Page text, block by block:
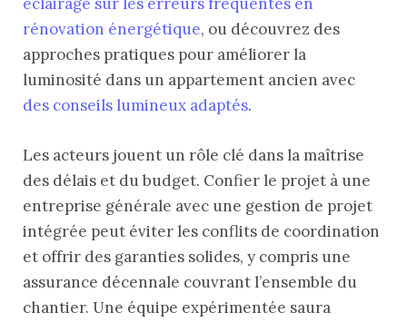
rénovation énergétique, ou découvrez des
approches pratiques pour améliorer la
luminosité dans un appartement ancien avec
des conseils lumineux adaptés.
Les acteurs jouent un rôle clé dans la maîtrise
des délais et du budget. Confier le projet à une
entreprise générale avec une gestion de projet
intégrée peut éviter les conflits de coordination
et offrir des garanties solides, y compris une
assurance décennale couvrant l’ensemble du
chantier. Une équipe expérimentée saura